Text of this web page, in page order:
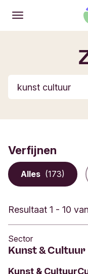
Openen
Hoofdmenu
Verfijnen
Alles (173)
Resultaat 1 - 10
Kunst & Cultuur
Sector
Kunst & Cultuur